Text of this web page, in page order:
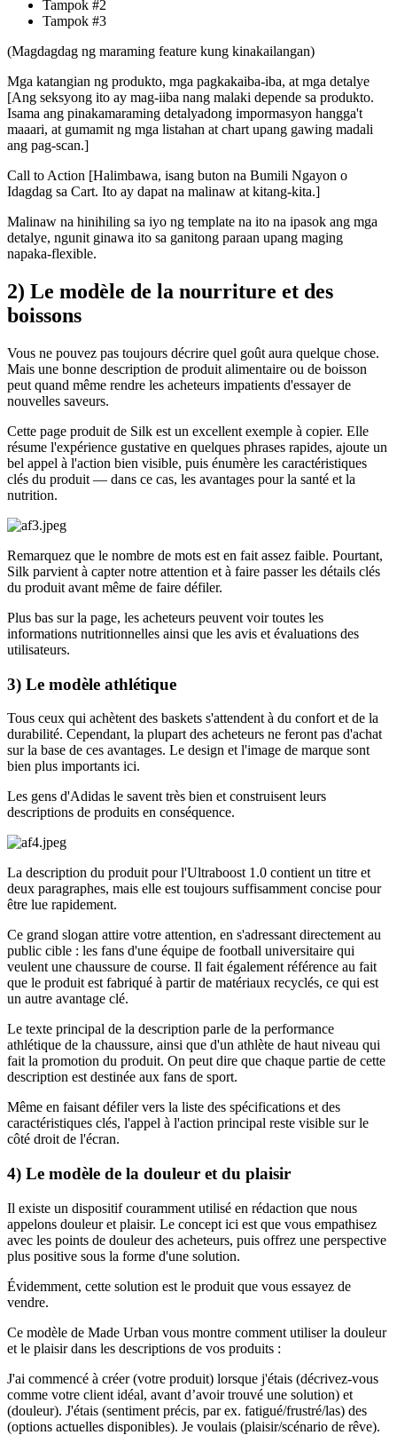
Tampok #2
Tampok #3
(Magdagdag ng maraming feature kung kinakailangan)
Mga katangian ng produkto, mga pagkakaiba-iba, at mga detalye
[Ang seksyong ito ay mag-iiba nang malaki depende sa produkto.
Isama ang pinakamaraming detalyadong impormasyon hangga't
maaari, at gumamit ng mga listahan at chart upang gawing madali
ang pag-scan.]
Call to Action [Halimbawa, isang buton na Bumili Ngayon o
Idagdag sa Cart. Ito ay dapat na malinaw at kitang-kita.]
Malinaw na hinihiling sa iyo ng template na ito na ipasok ang mga
detalye, ngunit ginawa ito sa ganitong paraan upang maging
napaka-flexible.
2) Le modèle de la nourriture et des
boissons
Vous ne pouvez pas toujours décrire quel goût aura quelque chose.
Mais une bonne description de produit alimentaire ou de boisson
peut quand même rendre les acheteurs impatients d'essayer de
nouvelles saveurs.
Cette page produit de Silk est un excellent exemple à copier. Elle
résume l'expérience gustative en quelques phrases rapides, ajoute un
bel appel à l'action bien visible, puis énumère les caractéristiques
clés du produit — dans ce cas, les avantages pour la santé et la
nutrition.
Remarquez que le nombre de mots est en fait assez faible. Pourtant,
Silk parvient à capter notre attention et à faire passer les détails clés
du produit avant même de faire défiler.
Plus bas sur la page, les acheteurs peuvent voir toutes les
informations nutritionnelles ainsi que les avis et évaluations des
utilisateurs.
3) Le modèle athlétique
Tous ceux qui achètent des baskets s'attendent à du confort et de la
durabilité. Cependant, la plupart des acheteurs ne feront pas d'achat
sur la base de ces avantages. Le design et l'image de marque sont
bien plus importants ici.
Les gens d'Adidas le savent très bien et construisent leurs
descriptions de produits en conséquence.
La description du produit pour l'Ultraboost 1.0 contient un titre et
deux paragraphes, mais elle est toujours suffisamment concise pour
être lue rapidement.
Ce grand slogan attire votre attention, en s'adressant directement au
public cible : les fans d'une équipe de football universitaire qui
veulent une chaussure de course. Il fait également référence au fait
que le produit est fabriqué à partir de matériaux recyclés, ce qui est
un autre avantage clé.
Le texte principal de la description parle de la performance
athlétique de la chaussure, ainsi que d'un athlète de haut niveau qui
fait la promotion du produit. On peut dire que chaque partie de cette
description est destinée aux fans de sport.
Même en faisant défiler vers la liste des spécifications et des
caractéristiques clés, l'appel à l'action principal reste visible sur le
côté droit de l'écran.
4) Le modèle de la douleur et du plaisir
Il existe un dispositif couramment utilisé en rédaction que nous
appelons douleur et plaisir. Le concept ici est que vous empathisez
avec les points de douleur des acheteurs, puis offrez une perspective
plus positive sous la forme d'une solution.
Évidemment, cette solution est le produit que vous essayez de
vendre.
Ce modèle de Made Urban vous montre comment utiliser la douleur
et le plaisir dans les descriptions de vos produits :
J'ai commencé à créer (votre produit) lorsque j'étais (décrivez-vous
comme votre client idéal, avant d’avoir trouvé une solution) et
(douleur). J'étais (sentiment précis, par ex. fatigué/frustré/las) des
(options actuelles disponibles). Je voulais (plaisir/scénario de rêve).